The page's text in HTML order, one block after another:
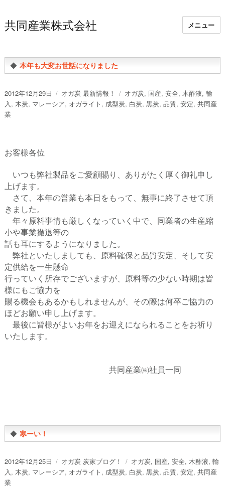
共同産業株式会社 メニュー
◆ 本年も大変お世話になりました
投
稿
日:
2012年12月29日
カ
テ
オガ炭 最新情報！
タ
グ
オガ炭, 国産, 安全, 木酢液, 輸
入 , 木炭, マレーシア, オガライト , 成型炭, 白炭, 黒炭, 品質, 安定, 共同産
業
お客様各位
いつも弊社製品をご愛顧賜り、ありがたく厚く御礼申し
上げます。
さて、本年の営業も本日をもって、無事に終了させて頂
きました。
年々原料事情も厳しくなっていく中で、同業者の生産縮
小や事業撤退等の
話も耳にするようになりました。
弊社といたしましても、原料確保と品質安定、そして安
定供給を一生懸命
行っていく所存でございますが、原料等の少ない時期は皆
様にもご協力を
賜る機会もあるかもしれませんが、その際は何卒ご協力の
ほどお願い申し上げます。
最後に皆様がよいお年をお迎えになられることをお祈り
いたします。
共同産業㈱社員一同
◆ 寒ーい！
投
稿
日:
2012年12月25日
カ
テ
オガ炭 炭家ブログ！
タ
グ
オガ炭, 国産, 安全, 木酢液, 輸
入, 木炭, マレーシア, オガライト , 成型炭, 白炭, 黒炭, 品質, 安定, 共同産
業